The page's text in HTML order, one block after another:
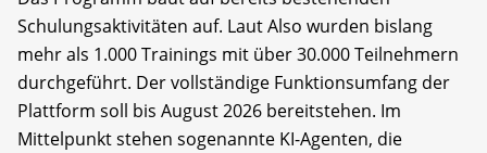
Schulungsaktivitäten auf. Laut Also wurden bislang
mehr als 1.000 Trainings mit über 30.000 Teilnehmern
durchgeführt. Der vollständige Funktionsumfang der
Plattform soll bis August 2026 bereitstehen. Im
Mittelpunkt stehen sogenannte KI-Agenten, die